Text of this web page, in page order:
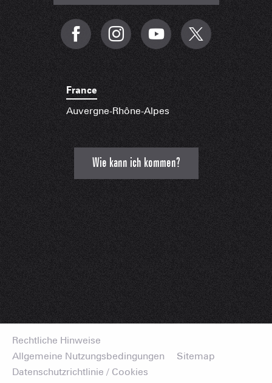
France
Auvergne-Rhône-Alpes
Wie kann ich kommen?
Rechtliche Hinweise
Allgemeine Nutzungsbedingungen
Sitemap
Datenschutzrichtlinie / Cookies